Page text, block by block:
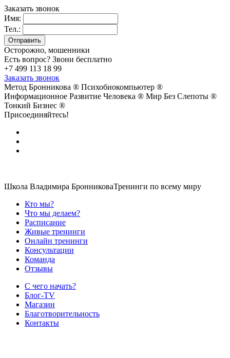
Заказать звонок
Имя:
Тел.:
Осторожно, мошенники
Есть вопрос? Звони бесплатно
+7 499 113 18 99
Заказать звонок
Метод Бронникова ® Психобиокомпьютер ®
Информационное Развитие Человека ® Мир Без Слепоты ®
Тонкий Бизнес ®
Присоединяйтесь!
Школа Владимира БронниковаТренинги по всему миру
Кто мы?
Что мы делаем?
Расписание
Живые тренинги
Онлайн тренинги
Консультации
Команда
Отзывы
С чего начать?
Блог-TV
Магазин
Благотворительность
Контакты